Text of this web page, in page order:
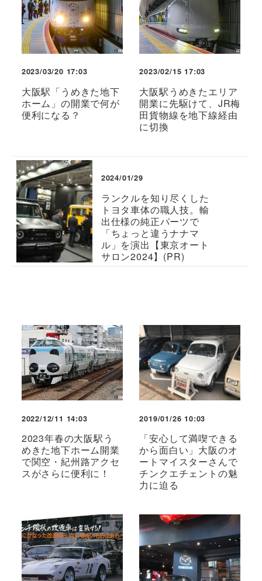
2023/03/20 17:03
大阪駅「うめきた地下
ホーム」の開業で何が
便利になる？
2023/02/15 17:03
大阪駅うめきたエリア
開業に先駆けて、JR梅
田貨物線を地下線経由
に切換
2024/01/29
ランクルを知り尽くした
トヨタ車体の職人技。輸
出仕様の純正パーツで
「ちょっと違うナナマ
ル」を演出【東京オート
サロン2024】(PR)
2022/12/11 14:03
2023年春の大阪駅う
めきた地下ホーム開業
で関空・紀州路アクセ
スがさらに便利に！
2019/01/26 10:03
「安心して満喫できる
から面白い」大阪のオ
ートマイスターさんで
チンクエチェントの魅
力に迫る